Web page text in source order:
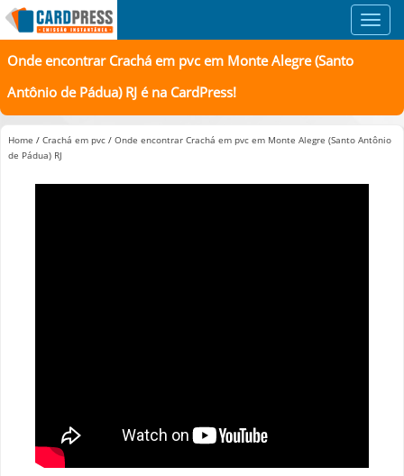
Onde encontrar Crachá em pvc em Monte Alegre (Santo
Antônio de Pádua) RJ é na CardPress!
Home / Crachá em pvc / Onde encontrar Crachá em pvc em Monte Alegre (Santo Antônio
de Pádua) RJ